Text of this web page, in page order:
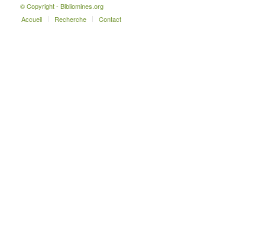
© Copyright - Bibliomines.org
Accueil
Recherche Contact